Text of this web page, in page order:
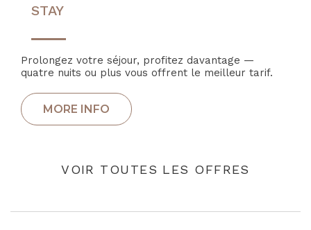
STAY
Prolongez votre séjour, profitez davantage —
quatre nuits ou plus vous offrent le meilleur tarif.
VOIR TOUTES LES OFFRES